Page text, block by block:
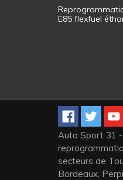
E85 flexfuel
Auto Sport 31
secteurs de
Bordeaux,